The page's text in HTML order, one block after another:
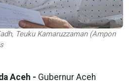
Teuku Kamaruzzaman (Ampon
Aceh - Gubernur Aceh